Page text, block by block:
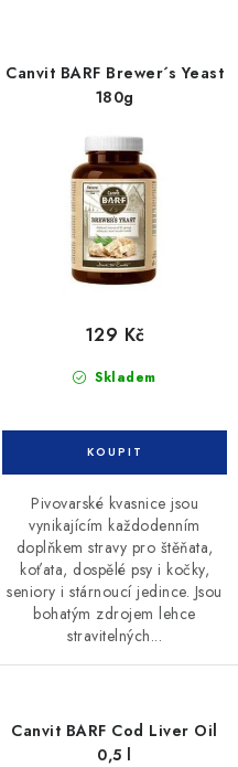
Canvit BARF Brewer´s Yeast
180g
Skladem
129 Kč
Pivovarské kvasnice jsou
vynikajícím každodenním
doplňkem stravy pro štěňata,
koťata, dospělé psy i kočky,
seniory i stárnoucí jedince. Jsou
bohatým zdrojem lehce
stravitelných...
Canvit BARF Cod Liver Oil
0,5 l